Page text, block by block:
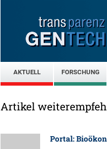
AKTUELL FORSCHUNG
Artikel
Portal: